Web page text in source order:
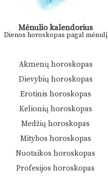
Mėnulio kalendorius
Dienos horoskopas pagal mėnulį
Akmenų horoskopas
Dievybių horoskopas
Erotinis horoskopas
Kelionių horoskopas
Medžių horoskopas
Mitybos horoskopas
Nuotaikos horoskopas
Profesijos horoskopas